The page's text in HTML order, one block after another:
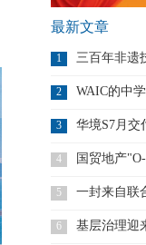
最新文章
1 三百年非遗
2 WAIC的中
3 华境S7月交
4 国贸地产
5 一封来自联
6 基层治理迎